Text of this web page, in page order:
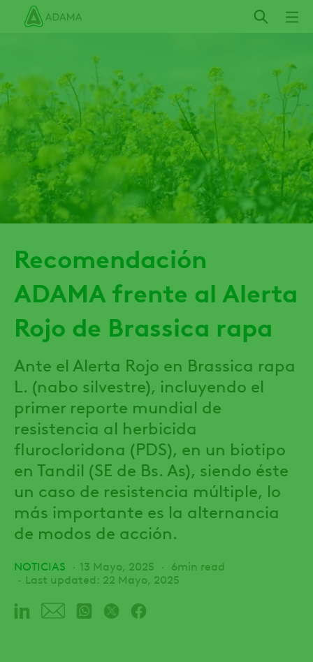
Recomendación
ADAMA frente al Alerta
Rojo de Brassica rapa
Ante el Alerta Rojo en Brassica rapa
L. (nabo silvestre), incluyendo el
primer reporte mundial de
resistencia al herbicida
flurocloridona (PDS), en un biotipo
en Tandil (SE de Bs. As), siendo éste
un caso de resistencia múltiple, lo
más importante es la alternancia
de modos de acción.
NOTICIAS 13 Mayo, 2025
6min read
Last updated: 22 Mayo, 2025